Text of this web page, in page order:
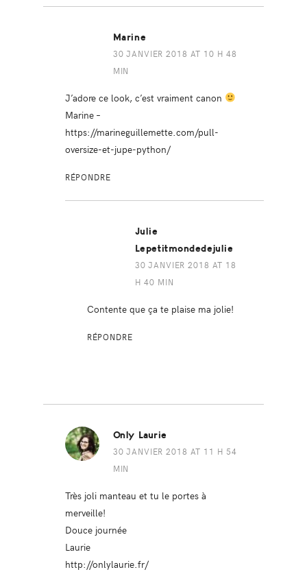
Marine
30 JANVIER 2018 AT 10 H 48
MIN
J’adore ce look, c’est vraiment canon
Marine –
https://marineguillemette.com/pull-
oversize-et-jupe-python/
RÉPONDRE
Julie
Lepetitmondedejulie
30 JANVIER 2018 AT 18
H 40 MIN
Contente que ça te plaise ma jolie!
RÉPONDRE
Only Laurie
30 JANVIER 2018 AT 11 H 54
MIN
Très joli manteau et tu le portes à
merveille!
Douce journée
Laurie
http://onlylaurie.fr/